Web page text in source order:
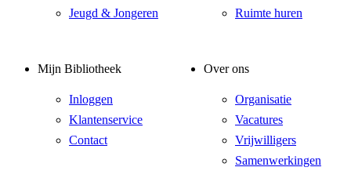
Jeugd & Jongeren
Ruimte huren
Mijn Bibliotheek
Inloggen
Klantenservice
Contact
Over ons
Organisatie
Vacatures
Vrijwilligers
Samenwerkingen